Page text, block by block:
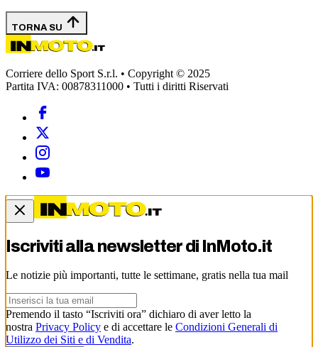
TORNA SU
Corriere dello Sport S.r.l. • Copyright © 2025
Partita IVA: 00878311000 • Tutti i diritti Riservati
Iscriviti alla newsletter di InMoto.it
Le notizie più importanti, tutte le settimane, gratis nella tua mail
Premendo il tasto “Iscriviti ora” dichiaro di aver letto la
nostra Privacy Policy e di accettare le Condizioni Generali di
Utilizzo dei Siti e di Vendita.